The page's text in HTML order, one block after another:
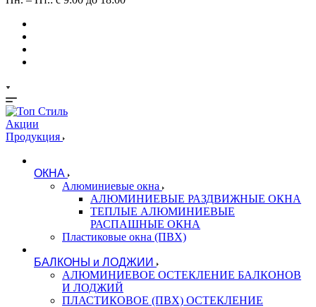
Акции
Продукция
ОКНА
Алюминиевые окна
АЛЮМИНИЕВЫЕ РАЗДВИЖНЫЕ ОКНА
ТЕПЛЫЕ АЛЮМИНИЕВЫЕ
РАСПАШНЫЕ ОКНА
Пластиковые окна (ПВХ)
БАЛКОНЫ и ЛОДЖИИ
АЛЮМИНИЕВОЕ ОСТЕКЛЕНИЕ БАЛКОНОВ
И ЛОДЖИЙ
ПЛАСТИКОВОЕ (ПВХ) ОСТЕКЛЕНИЕ